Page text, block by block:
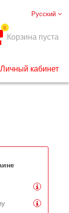
Русский
0
Корзина пуста
Личный кабинет